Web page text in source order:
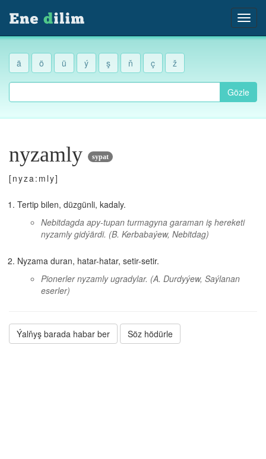
ä ö ü ý ş ň ç ž
Gözle
nyzamly sypat
[nyza:mly]
Tertip bilen, düzgünli, kadaly.
Nebitdagda apy-tupan turmagyna garaman iş hereketi
nyzamly gidýärdi. (B. Kerbabaýew, Nebitdag)
Nyzama duran, hatar-hatar, setir-setir.
Pionerler nyzamly ugradylar. (A. Durdyýew, Saýlanan
eserler)
Ýalňyş barada habar ber Söz hödürle